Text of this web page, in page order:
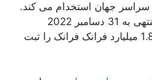
نفر را در سراسر جهان استخدام می کند.
این شرکت برای سال منتهی به 31 دسامبر 2022
گردش مالی تلفیقی 1.841 میلیارد فرانک فرانک را ثبت